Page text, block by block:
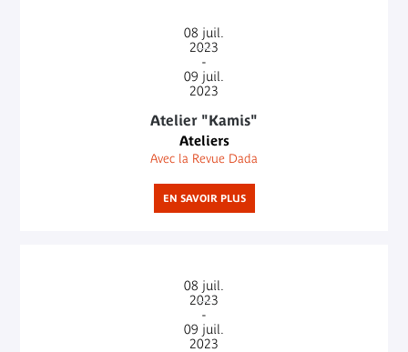
08 juil.
2023
-
09 juil.
2023
Atelier "Kamis"
Ateliers
Avec la Revue Dada
EN SAVOIR PLUS
08 juil.
2023
-
09 juil.
2023